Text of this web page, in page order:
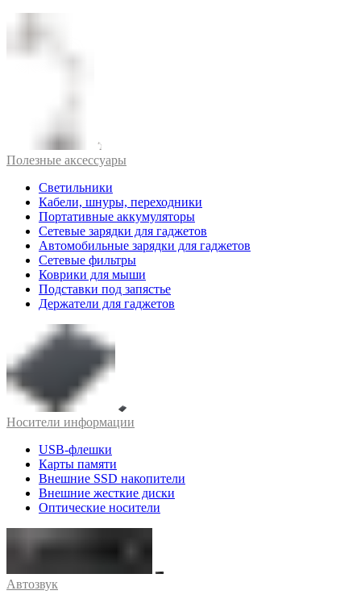
Полезные аксессуары
Светильники
Кабели, шнуры, переходники
Портативные аккумуляторы
Сетевые зарядки для гаджетов
Автомобильные зарядки для гаджетов
Сетевые фильтры
Коврики для мыши
Подставки под запястье
Держатели для гаджетов
Носители информации
USB-флешки
Карты памяти
Внешние SSD накопители
Внешние жесткие диски
Оптические носители
Автозвук